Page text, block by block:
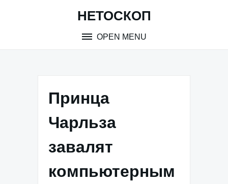
НЕТОСКОП
OPEN MENU
Принца
Чарльза
завалят
компьютерным